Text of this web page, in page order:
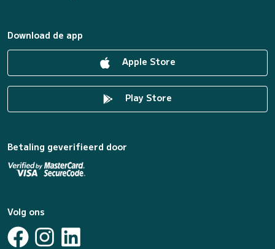
Download de app
Apple Store
Play Store
Betaling geverifieerd door
Volg ons